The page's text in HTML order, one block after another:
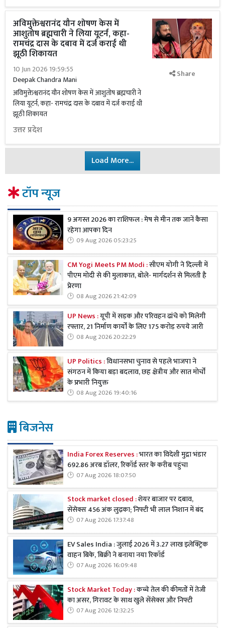
अविमुक्तेश्वरानंद यौन शोषण केस में
आशुतोष ब्रह्मचारी ने लिया यूटर्न, कहा-
रामचंद्र दास के दबाव में दर्ज कराई थी
झूठी शिकायत
10 Jun 2026 19:59:55
Deepak Chandra Mani
अविमुक्तेश्वरानंद यौन शोषण केस में आशुतोष ब्रह्मचारी ने
लिया यूटर्न, कहा- रामचंद्र दास के दबाव में दर्ज कराई थी
झूठी शिकायत
उत्तर प्रदेश
Share
Load More...
टॉप न्यूज
9 अगस्त 2026 का राशिफल : मेष से मीन तक जानें कैसा
रहेगा आपका दिन
09 Aug 2026 05:23:25
CM Yogi Meets PM Modi :सीएम योगी ने दिल्ली में
पीएम मोदी से की मुलाकात, बोले- मार्गदर्शन से मिलती है
प्रेरणा
08 Aug 2026 21:42:09
UP News :यूपी में सड़क और परिवहन ढांचे को मिलेगी
रफ्तार, 21 निर्माण कार्यों के लिए 175 करोड़ रुपये जारी
08 Aug 2026 20:22:29
UP Politics :विधानसभा चुनाव से पहले भाजपा ने
संगठन में किया बड़ा बदलाव, छह क्षेत्रीय और सात मोर्चों
के प्रभारी नियुक्त
08 Aug 2026 19:40:16
बिजनेस
India Forex Reserves :भारत का विदेशी मुद्रा भंडार
692.86 अरब डॉलर, रिकॉर्ड स्तर के करीब पहुंचा
07 Aug 2026 18:07:50
Stock market closed :शेयर बाजार पर दबाव,
सेंसेक्स 456 अंक लुढ़का; निफ्टी भी लाल निशान में बंद
07 Aug 2026 17:37:48
EV Sales India : जुलाई 2026 में 3.27 लाख इलेक्ट्रिक
वाहन बिके, बिक्री ने बनाया नया रिकॉर्ड
07 Aug 2026 16:09:48
Stock Market Today :कच्चे तेल की कीमतों में तेजी
का असर, गिरावट के साथ खुले सेंसेक्स और निफ्टी
07 Aug 2026 12:32:25